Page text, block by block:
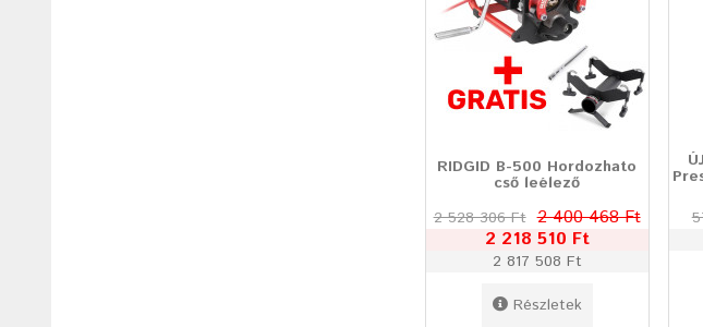
RIDGID B-500 Hordozhato
cső leélező
2 528 306 Ft 2 400 468 Ft
2 218 510 Ft
2 817 508 Ft
Részletek